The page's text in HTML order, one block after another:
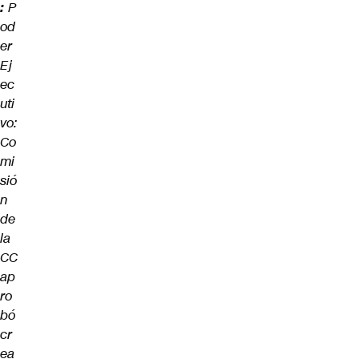
: P
od
er
Ej
ec
uti
vo:
Co
mi
sió
n
de
la
CC
ap
ro
bó
cr
ea